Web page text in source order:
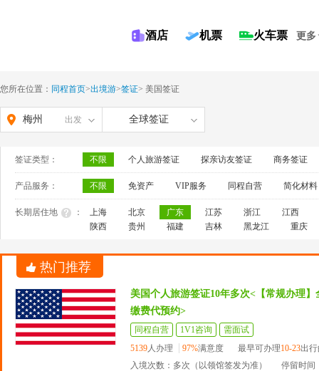
酒店 机票 火车票 更多
您所在位置： 同程首页>出境游>签证> 美国签证
梅州 出发 全球签证
签证类型： 不限 个人旅游签证 探亲访友签证 商务签证
产品服务： 不限 免资产 VIP服务 同程自营 简化材料
长期居住地 ： 上海 北京 广东 江苏 浙江
江西
陕西
贵州 福建 吉林 黑龙江 重庆
热门推荐
美国个人旅游签证10年多次<【常规办理
缴费代预约>
同程自营 1V1咨询
需面试
5139人办理 97%满意度 最早可办理10-23出
入境次数：多次（以领馆签发为准）
停留时间